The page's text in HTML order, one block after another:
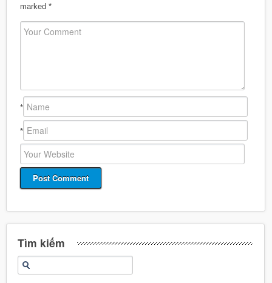
marked *
*
*
Tìm kiếm